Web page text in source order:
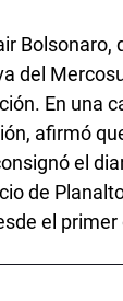
del
En una
afirmó
el
de
el primer